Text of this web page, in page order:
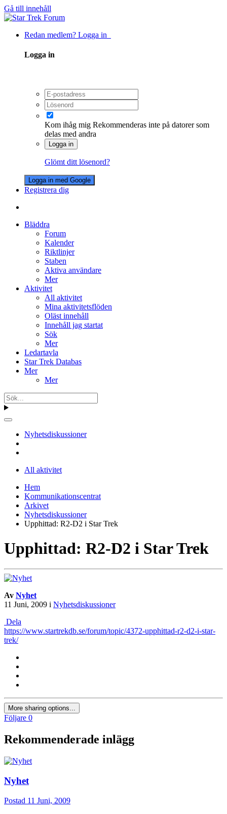
Gå till innehåll
Redan medlem? Logga in
Logga in
Kom ihåg mig Rekommenderas inte på datorer som
delas med andra
Logga in
Glömt ditt lösenord?
Logga in med Google
Registrera dig
Bläddra
Forum
Kalender
Riktlinjer
Staben
Aktiva användare
Mer
Aktivitet
All aktivitet
Mina aktivitetsflöden
Oläst innehåll
Innehåll jag startat
Sök
Mer
Ledartavla
Star Trek Databas
Mer
Mer
Nyhetsdiskussioner
All aktivitet
Hem
Kommunikationscentrat
Arkivet
Nyhetsdiskussioner
Upphittad: R2-D2 i Star Trek
Upphittad: R2-D2 i Star Trek
Av Nyhet
11 Juni, 2009 i Nyhetsdiskussioner
Dela
https://www.startrekdb.se/forum/topic/4372-upphittad-r2-d2-i-star-
trek/
More sharing options...
Följare 0
Rekommenderade inlägg
Nyhet
Postad 11 Juni, 2009